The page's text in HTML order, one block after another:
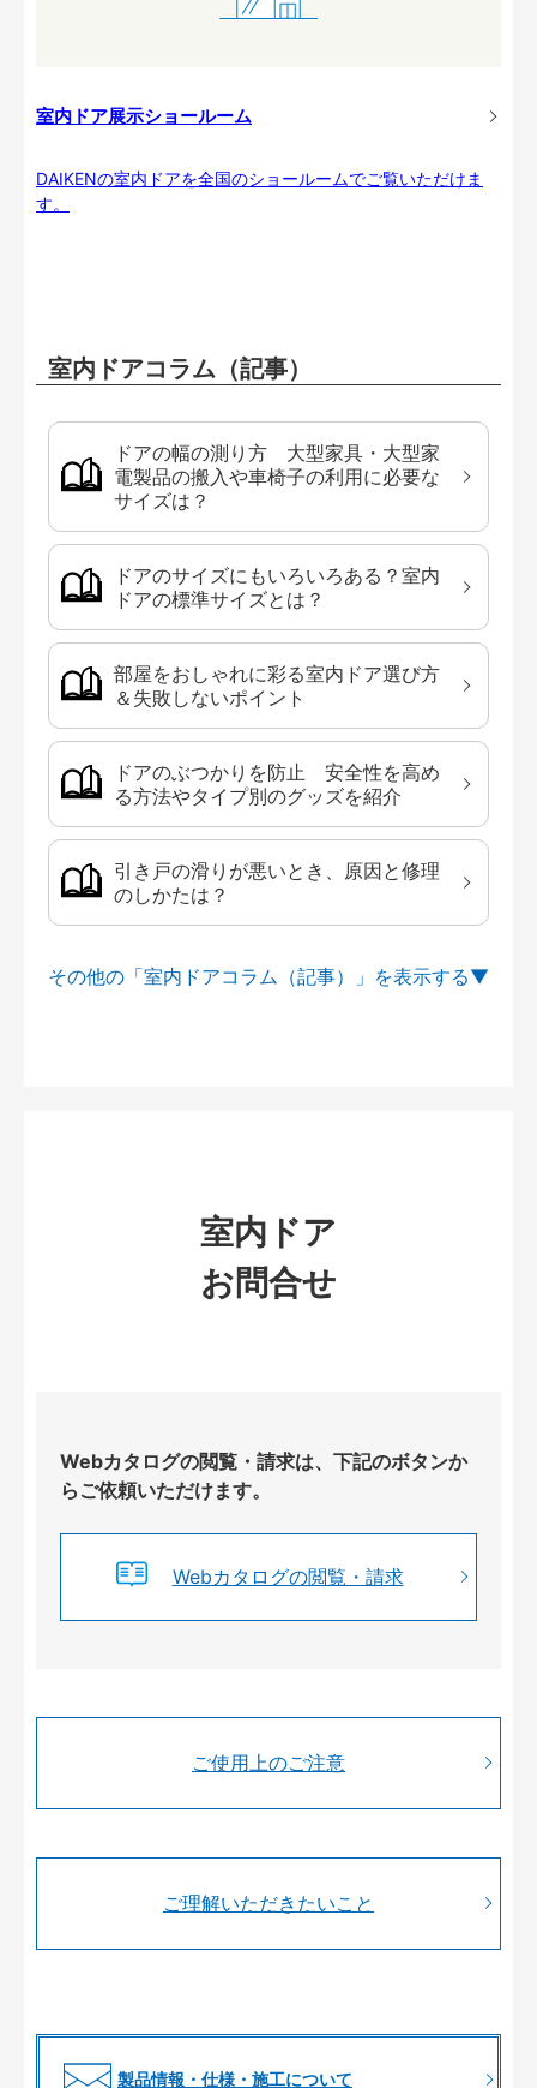
室内ドア展示ショールーム
DAIKENの室内ドアを全国のショールームでご覧いただけま
す。
室内ドアコラム（記事）
ドアの幅の測り方 大型家具・大型家
電製品の搬入や車椅子の利用に必要な
サイズは？
ドアのサイズにもいろいろある？室内
ドアの標準サイズとは？
部屋をおしゃれに彩る室内ドア選び方
＆失敗しないポイント
ドアのぶつかりを防止 安全性を高め
る方法やタイプ別のグッズを紹介
引き戸の滑りが悪いとき、原因と修理
のしかたは？
その他の「室内ドアコラム（記事）」を
室内ドア
お問合せ
Webカタログの閲覧・請求は、下記のボタンか
らご依頼いただけます。
Webカタログの閲覧・請求
ご使用上のご注意
ご理解いただきたいこと
製品情報・仕様・施工について